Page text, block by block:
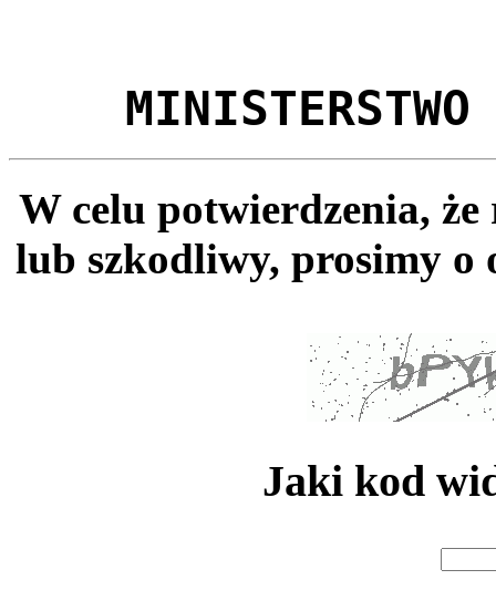
MINISTERSTWO
W celu potwierdzenia,
lub szkodliwy, prosimy o
Jaki kod